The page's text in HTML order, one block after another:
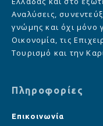
Αναλύσεις,
γνώμης και όχι μόνο
Οικονομία, τις
Τουρισμό και την
Πληροφορίες
Επικοινωνία